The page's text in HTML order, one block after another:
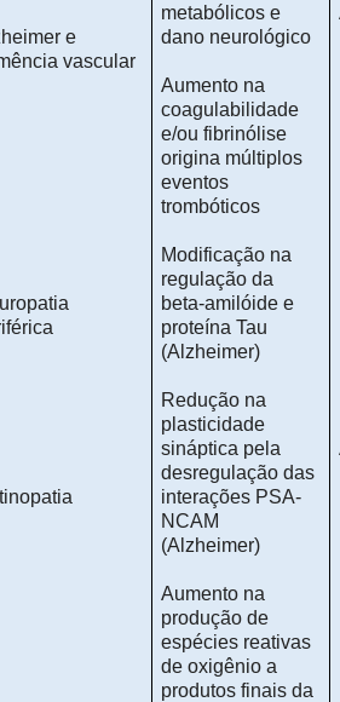
e
vascular
metabólicos e
dano neurológico
Aumento na
coagulabilidade
e/ou fibrinólise
origina múltiplos
eventos
trombóticos
Modificação na
regulação da
beta-amilóide e
proteína Tau
(Alzheimer)
Redução na
plasticidade
sináptica pela
desregulação das
interações PSA-
NCAM
(Alzheimer)
Aumento na
produção de
espécies reativas
de oxigênio a
produtos finais da